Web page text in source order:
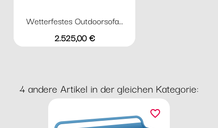
Wetterfestes Outdoorsofa...
Preis
2.525,00 €
4 andere Artikel in der gleichen Kategorie:
favorite_border